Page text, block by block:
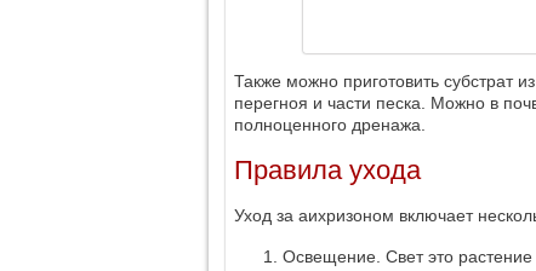
Также можно приготовить субстрат
перегноя и части песка. Можно в
полноценного дренажа.
Правила ухода
Уход за аихризоном включает
Освещение. Свет это